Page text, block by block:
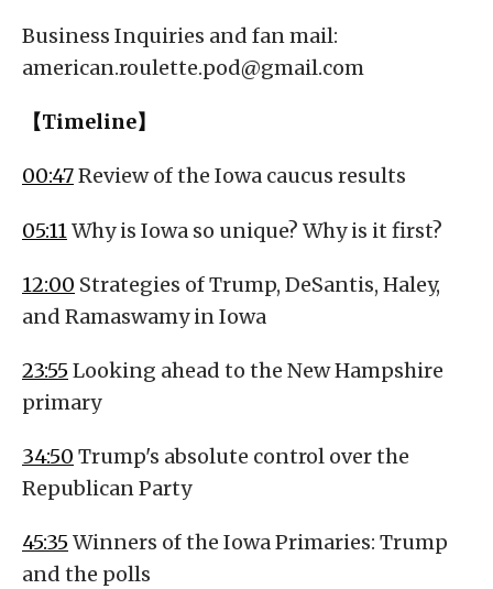
Business Inquiries and fan mail:
american.roulette.pod@gmail.com
【Timeline】
00:47Review of the Iowa caucus results
05:11 Why is Iowa so unique? Why is it first?
12:00 Strategies of Trump, DeSantis, Haley,
and Ramaswamy in Iowa
23:55 Looking ahead to the New Hampshire
primary
34:50 Trump's absolute control over the
Republican Party
45:35 Winners of the Iowa Primaries: Trump
and the polls